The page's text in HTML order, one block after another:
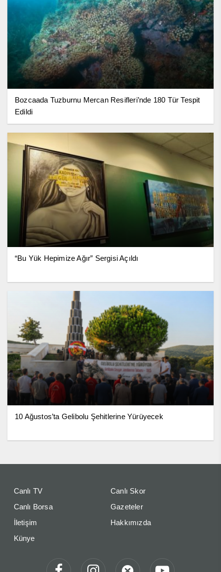
Bozcaada Tuzburnu Mercan Resifleri’nde 180 Tür Tespit
Edildi
“Bu Yük Hepimize Ağır” Sergisi Açıldı
10 Ağustos’ta Gelibolu Şehitlerine Yürüyecek
Canlı TV
Canlı Skor
Canlı Borsa
Gazeteler
İletişim
Hakkımızda
Künye